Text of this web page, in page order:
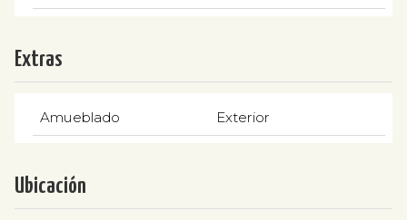
Extras
Amueblado Exterior
Ubicación